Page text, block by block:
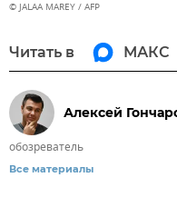
© JALAA MAREY / AFP
Читать в МАКС
Алексей
обозреватель
Все материалы